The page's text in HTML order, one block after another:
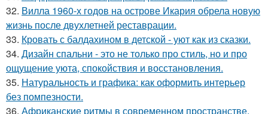
32. Вилла 1960-х годов на острове Икария обрела новую
жизнь после двухлетней реставрации.
33. Кровать с балдахином в детской - уют как из сказки.
34. Дизайн спальни - это не только про стиль, но и про
ощущение уюта, спокойствия и восстановления.
35. Натуральность и графика: как оформить интерьер
без помпезности.
36. Африканские ритмы в современном пространстве.